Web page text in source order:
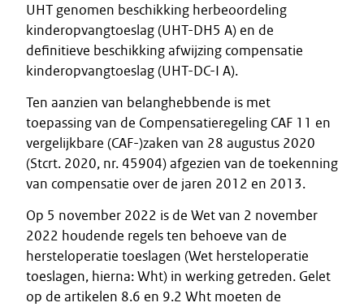
UHT genomen beschikking herbeoordeling
kinderopvangtoeslag (UHT-DH5 A) en de
definitieve beschikking afwijzing compensatie
kinderopvangtoeslag (UHT-DC-I A).
Ten aanzien van belanghebbende is met
toepassing van de Compensatieregeling CAF 11 en
vergelijkbare (CAF-)zaken van 28 augustus 2020
(Stcrt. 2020, nr. 45904) afgezien van de toekenning
van compensatie over de jaren 2012 en 2013.
Op 5 november 2022 is de Wet van 2 november
2022 houdende regels ten behoeve van de
hersteloperatie toeslagen (Wet hersteloperatie
toeslagen, hierna: Wht) in werking getreden. Gelet
op de artikelen 8.6 en 9.2 Wht moeten de